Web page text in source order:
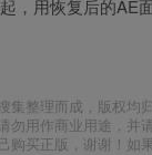
，用恢复后的AE
集整理而成，版权均
勿用作商业用途，并
购买正版，谢谢！如